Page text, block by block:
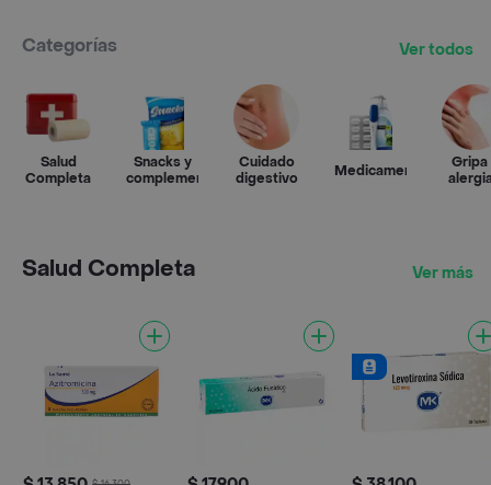
Categorías Ver todos
Salud
Completa
Snacks y
complementos
Cuidado
digestivo
Medicamentos
Gripa
Salud Completa Ver más